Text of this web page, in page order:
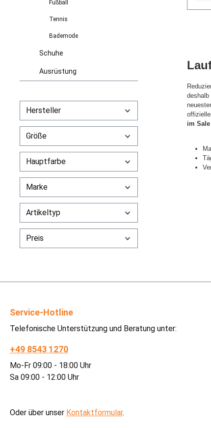
Fußball
Tennis
Bademode
Schuhe
Ausrüstung
Hersteller
Größe
Hauptfarbe
Marke
Artikeltyp
Preis
deshalb
im Sale
Service-Hotline
Telefonische Unterstützung und Beratung unter:
+49 8543 1270
Mo-Fr 09:00 - 18:00 Uhr
Sa 09:00 - 12:00 Uhr
Oder über unser Kontaktformular.